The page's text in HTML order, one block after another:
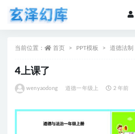
当前位置： 首页 PPT模板 道德法制
4上课了
wenyaodong 道德一年级上 2 年前